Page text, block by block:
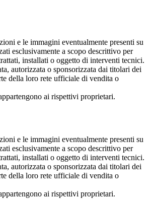
e le immagini eventualmente presenti su
esclusivamente a scopo descrittivo per
installati o oggetto di interventi tecnici.
autorizzata o sponsorizzata dai titolari dei
della loro rete ufficiale di vendita o
ai rispettivi proprietari.
e le immagini eventualmente presenti su
esclusivamente a scopo descrittivo per
installati o oggetto di interventi tecnici.
autorizzata o sponsorizzata dai titolari dei
della loro rete ufficiale di vendita o
ai rispettivi proprietari.